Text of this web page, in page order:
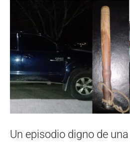
Un episodio digno de